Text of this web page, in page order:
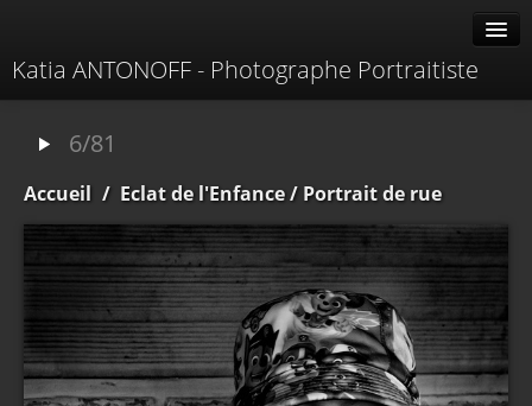
Katia ANTONOFF - Photographe Portraitiste
Contacter
6/81
Accueil / Eclat de l'Enfance/ Portrait de rue